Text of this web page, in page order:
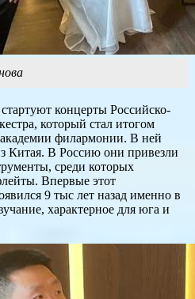
концерты Российско-
который стал итогом
филармонии. В ней
Китая. В Россию они привезли
среди которых
Впервые этот
9 тыс лет назад именно в
характерное для юга и